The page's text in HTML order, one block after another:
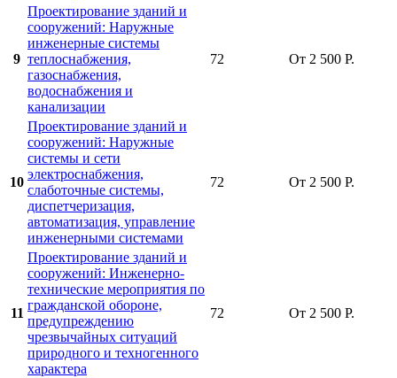
9
Проектирование зданий и
сооружений: Наружные
инженерные системы
теплоснабжения,
газоснабжения,
водоснабжения и
канализации
72 От 2 500 Р.
10
Проектирование зданий и
сооружений: Наружные
системы и сети
электроснабжения,
слаботочные системы,
диспетчеризация,
автоматизация, управление
инженерными системами
72 От 2 500 Р.
11
Проектирование зданий и
сооружений: Инженерно-
технические мероприятия по
гражданской обороне,
предупреждению
чрезвычайных ситуаций
природного и техногенного
характера
72 От 2 500 Р.